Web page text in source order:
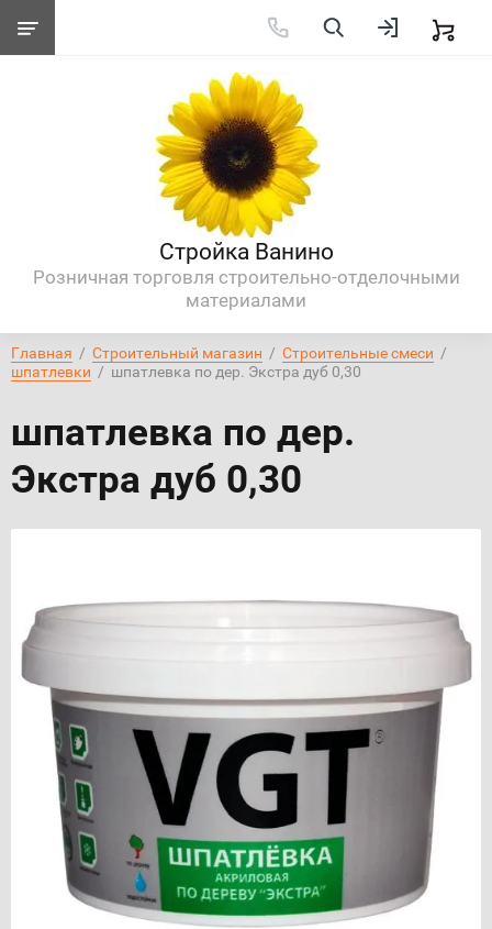
Стройка Ванино
Розничная торговля строительно-отделочными
материалами
Главная
  /
Строительный магазин
  /
Строительные смеси
шпатлевки
  /  шпатлевка по дер. Экстра дуб 0,30
шпатлевка по дер.
Экстра дуб 0,30